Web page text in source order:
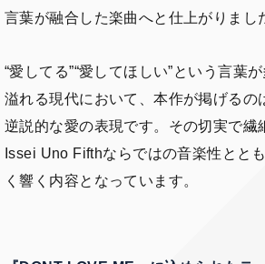
言葉が融合した楽曲へと仕上がりまし
“愛してる”“愛してほしい”という言葉
溢れる現代において、本作が掲げるの
逆説的な愛の表現です。その切実で繊
Issei Uno Fifthならではの音楽性とと
く響く内容となっています。